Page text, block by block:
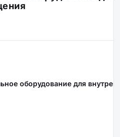
оборудование для